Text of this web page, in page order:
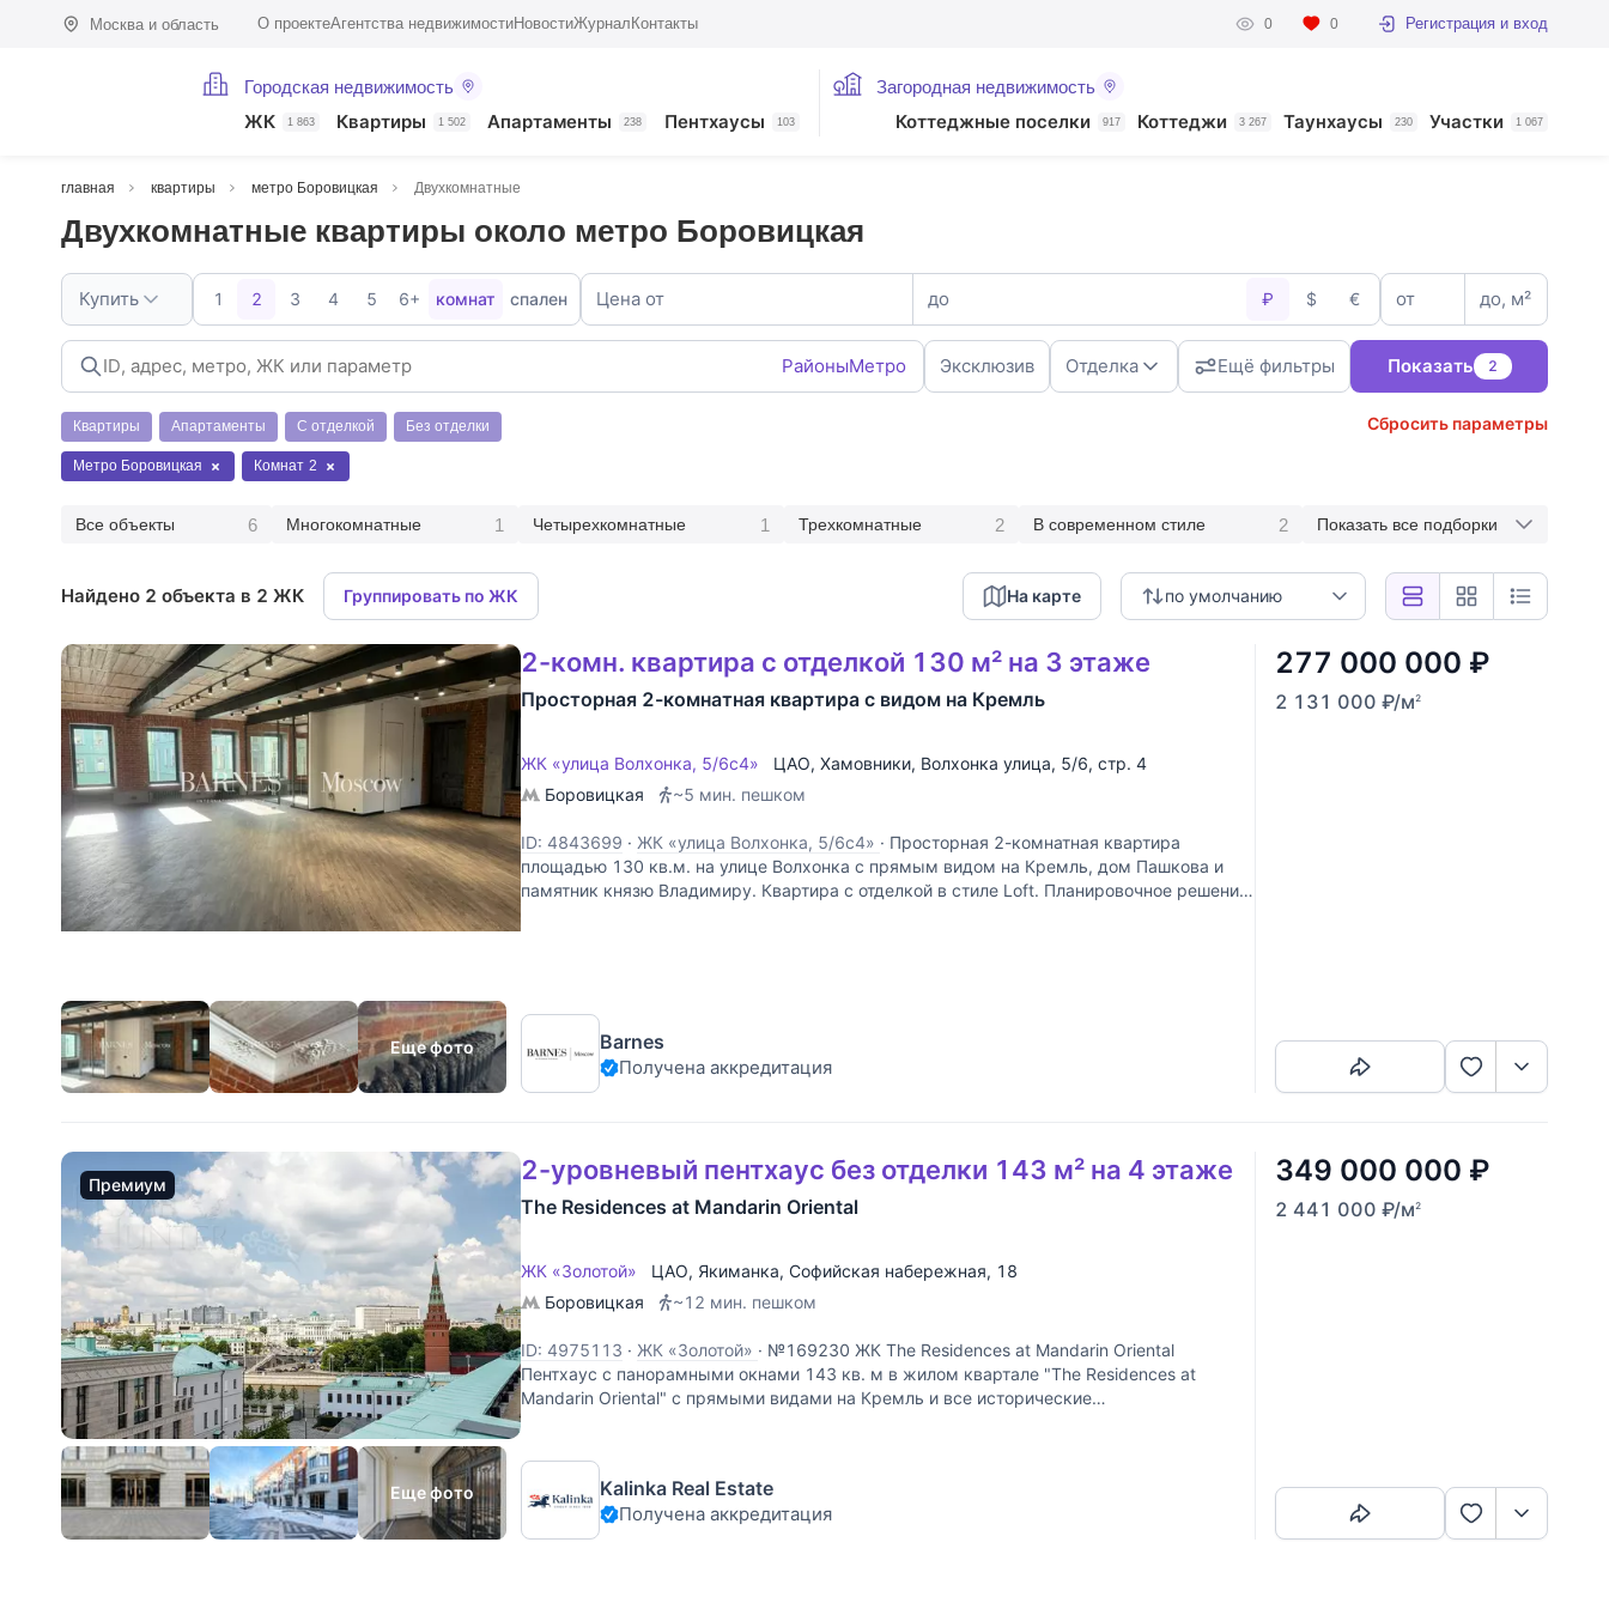
Москва и область О проектеАгентства недвижимостиНовостиЖурнал Контакты 0 0 Регистрация и вход
Городская недвижимость
ЖК 1 863 Квартиры 1 502 Апартаменты 238 Пентхаусы 103
Загородная недвижимость
Коттеджные поселки 917 Коттеджи 3 267 Таунхаусы 230 Участки 1 067
главная квартиры метро Боровицкая Двухкомнатные
Двухкомнатные квартиры около метро Боровицкая
Купить 1 2 3 4 5 6+ комнат спален Цена от до ₽ $ € от до, м²
РайоныМетро Эксклюзив Отделка Ещё фильтры Показать 2
Квартиры Апартаменты С отделкой Без отделки Сбросить параметры
Метро Боровицкая Комнат 2
Все объекты 6 Многокомнатные 1 Четырехкомнатные 1 Трехкомнатные 2 В современном стиле 2 Показать все подборки
Найдено 2 объекта в 2 ЖК Группировать по ЖК по умолчанию
На карте
Еще фото
2-комн. квартира с отделкой 130 м² на 3 этаже
Просторная 2-комнатная квартира с видом на Кремль
ЖК «улица Волхонка, 5/6с4» ЦАО, Хамовники, Волхонка улица, 5/6, стр. 4
Боровицкая
~5 мин. пешком
ID: 4843699 · ЖК «улица Волхонка, 5/6с4» · Просторная 2-комнатная квартира
площадью 130 кв.м. на улице Волхонка с прямым видом на Кремль, дом Пашкова и
памятник князю Владимиру. Квартира с отделкой в стиле Loft. Планировочное решение:
Barnes
Получена аккредитация
277 000 000 ₽
2 131 000 ₽/м2
Премиум
Еще фото
2-уровневый пентхаус без отделки 143 м² на 4 этаже
The Residences at Mandarin Oriental
ЖК «Золотой» ЦАО, Якиманка, Софийская набережная, 18
Боровицкая
~12 мин. пешком
ID: 4975113 · ЖК «Золотой» · №169230 ЖК The Residences at Mandarin Oriental
Пентхаус с панорамными окнами 143 кв. м в жилом квартале "The Residences at
Mandarin Oriental" с прямыми видами на Кремль и все исторические
Kalinka Real Estate
Получена аккредитация
349 000 000 ₽
2 441 000 ₽/м2